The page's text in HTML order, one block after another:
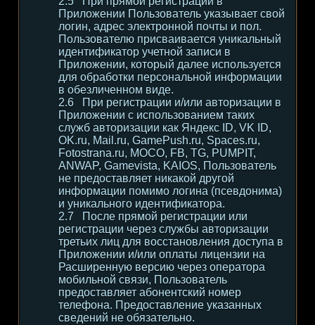
Приложении Пользователь указывает свой
логин, адрес электронной почты и пол.
Пользователю присваивается уникальный
идентификатор учетной записи в
Приложении, который далее используется
для обработки персональной информации
в обезличенном виде.
При регистрации и/или авторизации в
Приложении с использованием таких
служб авторизации как Яндекс ID, VK ID,
OK.ru, Mail.ru, GamePush.ru, Spaces.ru,
Fotostrana.ru, MOCO, FB, TG, PUMPIT,
ANWAP, Gamevista, KAIOS, Пользователь
не предоставляет никакой другой
информации помимо логина (псевдонима)
и уникального идентификатора.
После прямой регистрации или
регистрации через службы авторизации
третьих лиц для восстановления доступа в
Приложении и/или оплаты лицензии на
Расширенную версию через оператора
мобильной связи, Пользователь
предоставляет абонентский номер
телефона. Предоставление указанных
сведений не обязательно.